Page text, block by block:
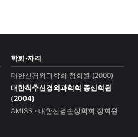
학회·자격
대한신경외과학회 정회원 (2000)
대한척추신경외과학회 종신회원
(2004)
AMISS · 대한신경손상학회 정회원